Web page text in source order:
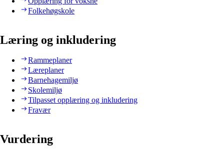
Folkehøgskole
Læring og inkludering
Rammeplaner
Læreplaner
Barnehagemiljø
Skolemiljø
Tilpasset opplæring og inkludering
Fravær
Vurdering